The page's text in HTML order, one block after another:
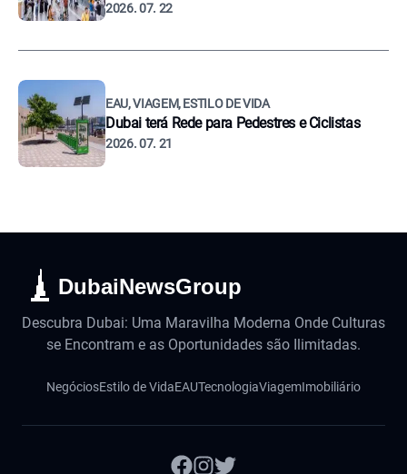
2026. 07. 22
EAU, VIAGEM, ESTILO DE VIDA
Dubai terá Rede para Pedestres e Ciclistas
2026. 07. 21
DubaiNewsGroup
Descubra Dubai: Uma Maravilha Moderna Onde Culturas
se Encontram e as Oportunidades são Ilimitadas.
NegóciosEstilo de VidaEAUTecnologiaViagemImobiliário